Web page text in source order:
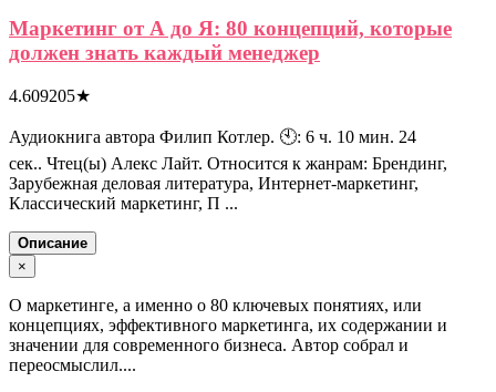
Маркетинг от А до Я: 80 концепций, которые
должен знать каждый менеджер
4.609205★
Аудиокнига автора Филип Котлер. 🕙: 6 ч. 10 мин. 24
сек.. Чтец(ы) Алекс Лайт. Относится к жанрам: Брендинг,
Зарубежная деловая литература, Интернет-маркетинг,
Классический маркетинг, П ...
Описание
×
О маркетинге, а именно о 80 ключевых понятиях, или
концепциях, эффективного маркетинга, их содержании и
значении для современного бизнеса. Автор собрал и
переосмыслил....